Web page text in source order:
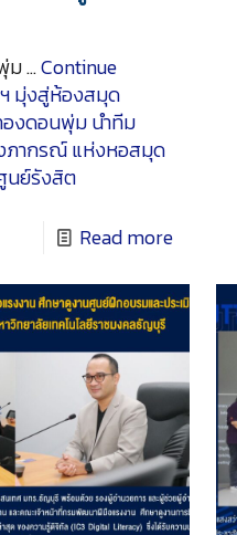
ม …Continue
มุ่งสู่ห้องสมุด
องดอนพุ่ม นำทีม
ภากรณ์ แห่งหอสมุด
นย์รังสิต
Read more